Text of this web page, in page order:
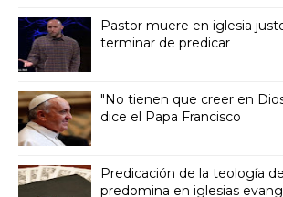
Pastor muere en iglesia
terminar de predicar
"No tienen que creer en
dice el Papa Francisco
Predicación de la teología
predomina en iglesias